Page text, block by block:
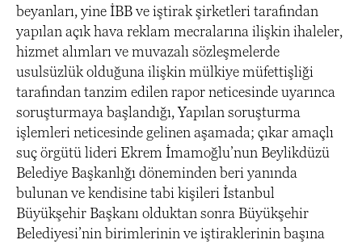
beyanları, yine İBB ve iştirak şirketleri tarafından
yapılan açık hava reklam mecralarına ilişkin ihaleler,
hizmet alımları ve muvazalı sözleşmelerde
usulsüzlük olduğuna ilişkin mülkiye müfettişliği
tarafından tanzim edilen rapor neticesinde uyarınca
soruşturmaya başlandığı, Yapılan soruşturma
işlemleri neticesinde gelinen aşamada; çıkar amaçlı
suç örgütü lideri Ekrem İmamoğlu’nun Beylikdüzü
Belediye Başkanlığı döneminden beri yanında
bulunan ve kendisine tabi kişileri İstanbul
Büyükşehir Başkanı olduktan sonra Büyükşehir
Belediyesi’nin birimlerinin ve iştiraklerinin başına